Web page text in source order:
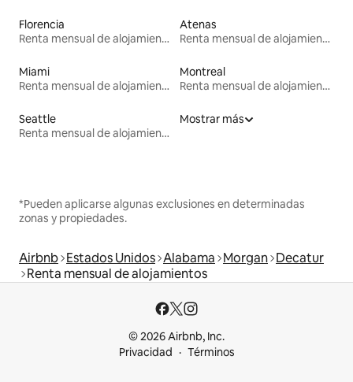
Florencia
Renta mensual de alojamientos
Atenas
Renta mensual de alojamientos
Miami
Renta mensual de alojamientos
Montreal
Renta mensual de alojamientos
Seattle
Renta mensual de alojamientos
Mostrar más
*Pueden aplicarse algunas exclusiones en determinadas
zonas y propiedades.
Airbnb Estados Unidos Alabama Morgan Decatur
Renta mensual de alojamientos
© 2026 Airbnb, Inc.
Privacidad
Términos